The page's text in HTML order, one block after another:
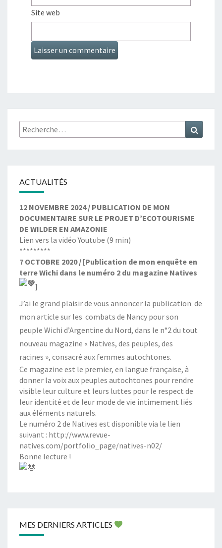
Site web
ACTUALITÉS
12 NOVEMBRE 2024 / PUBLICATION DE MON
DOCUMENTAIRE SUR LE PROJET D’ECOTOURISME
DE WILDER EN AMAZONIE
Lien vers la vidéo Youtube (9 min)
*********
7 OCTOBRE 2020 / [Publication de mon enquête en
terre Wichi dans le numéro 2 du magazine Natives
]
J’ai le grand plaisir de vous annoncer la publication de
mon article sur les combats de Nancy pour son
peuple Wichi d’Argentine du Nord, dans le n°2 du tout
nouveau magazine « Natives, des peuples, des
racines », consacré aux femmes autochtones.
Ce magazine est le premier, en langue française, à
donner la voix aux peuples autochtones pour rendre
visible leur culture et leurs luttes pour le respect de
leur identité et de leur mode de vie intimement liés
aux éléments naturels.
Le numéro 2 de Natives est disponible via le lien
suivant : http://www.revue-
natives.com/portfolio_page/natives-n02/
Bonne lecture !
MES DERNIERS ARTICLES